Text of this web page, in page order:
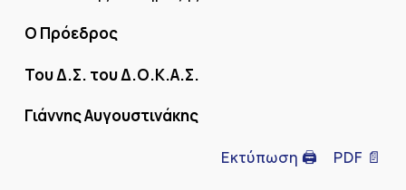
Ο Πρόεδρος
Του Δ.Σ. του Δ.Ο.Κ.Α.Σ.
Γιάννης Αυγουστινάκης
Εκτύπωση 🖨 PDF 📄